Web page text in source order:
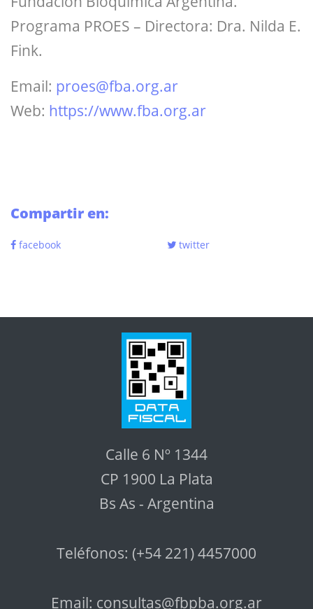
Programa PROES – Directora: Dra. Nilda E.
Fink.
Email: proes@fba.org.ar
Web: https://www.fba.org.ar
Compartir en:
facebook twitter
Calle 6 Nº 1344
CP 1900 La Plata
Bs As - Argentina
Teléfonos: (+54 221) 4457000
Email: consultas@fbpba.org.ar